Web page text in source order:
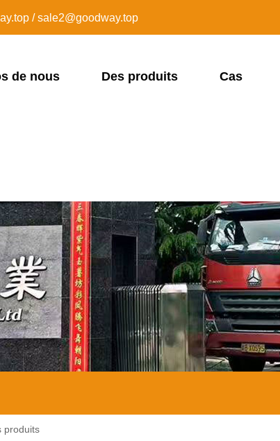
/ sale2@goodway.top
de nous Des produits Cas
produits